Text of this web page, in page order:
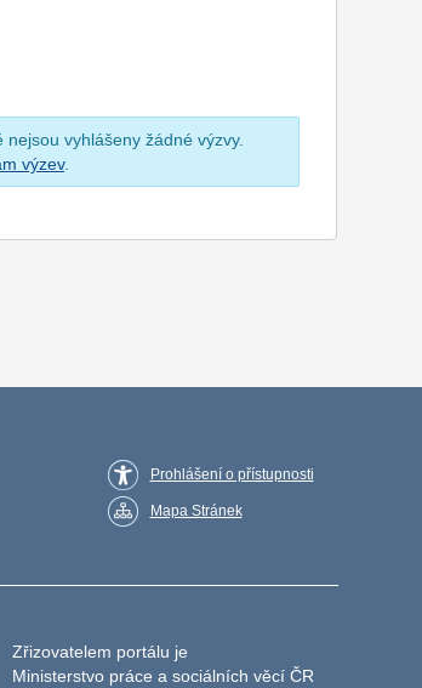
vyhlášeny žádné výzvy.
výzev.
Prohlášení o přístupnosti
Mapa Stránek
Zřizovatelem portálu je
Ministerstvo práce a sociálních věcí ČR